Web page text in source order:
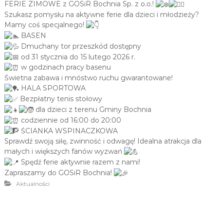
FERIE ZIMOWE z GOSiR Bochnia Sp. z o.o.!
Szukasz pomysłu na aktywne ferie dla dzieci i młodzieży?
Mamy coś specjalnego!
BASEN
Dmuchany tor przeszkód dostępny
od 31 stycznia do 15 lutego 2026 r.
w godzinach pracy basenu
Świetna zabawa i mnóstwo ruchu gwarantowane!
HALA SPORTOWA
Bezpłatny tenis stołowy
dla dzieci z terenu Gminy Bochnia
codziennie od 16:00 do 20:00
ŚCIANKA WSPINACZKOWA
Sprawdź swoją siłę, zwinność i odwagę! Idealna atrakcja dla
małych i większych fanów wyzwań
Spędź ferie aktywnie razem z nami!
Zapraszamy do GOSiR Bochnia!
Aktualności